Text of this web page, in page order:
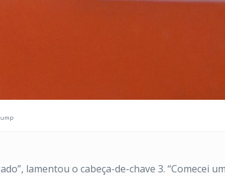
lamentou o cabeça-de-chave 3. “Comecei